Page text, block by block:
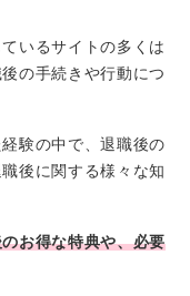
いるサイトの多くは
の手続きや行動につ
験の中で、退職後の
後に関する様々な知
お得な特典や、必要